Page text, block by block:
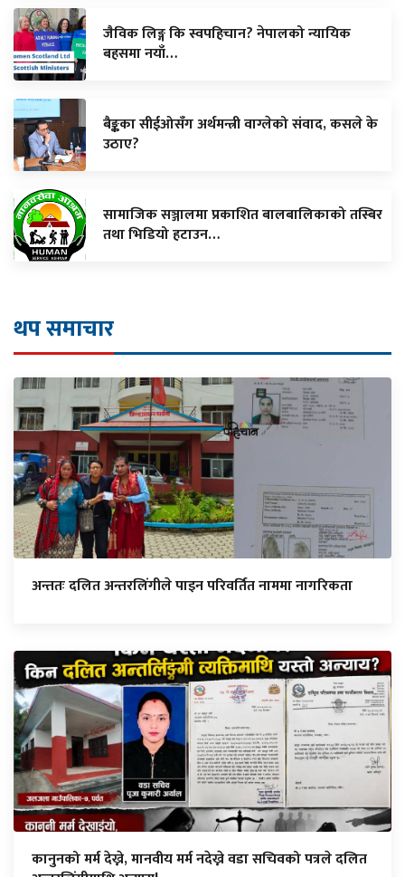
जैविक लिङ्ग कि स्वपहिचान? नेपालको न्यायिक
बहसमा नयाँ…
बैङ्कका सीईओसँग अर्थमन्त्री वाग्लेको संवाद, कसले के
उठाए?
सामाजिक सञ्जालमा प्रकाशित बालबालिकाको तस्बिर
तथा भिडियो हटाउन…
थप समाचार
अन्ततः दलित अन्तरलिंगीले पाइन परिवर्तित नाममा नागरिकता
कानुनको मर्म देख्ने, मानवीय मर्म नदेख्ने वडा सचिवको पत्रले दलित